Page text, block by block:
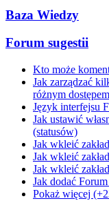
Baza Wiedzy
Forum sugestii
Kto może
Jak zarządzać
różnym dostępem
Język interfejsu
Jak ustawić
(statusów)
Jak wkleić
Jak wkleić
Jak wkleić
Jak dodać
Pokaż więcej